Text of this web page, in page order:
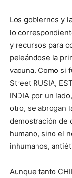
Los gobiernos y
lo
y recursos para
peleándose la
vacuna. Como si
Street RUSIA,
INDIA por un
otro, se abrogan
demostración de
humano, sino el
inhumanos,
Aunque tanto